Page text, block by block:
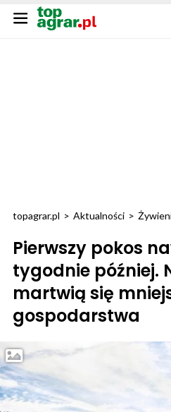
topagrar.pl > Aktualności >
Pierwszy pokos
tygodnie później.
martwią się
gospodarstwa